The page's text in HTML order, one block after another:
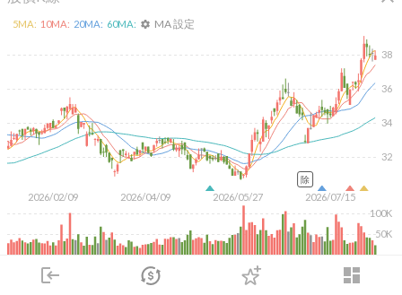
login dashboard
市場 登入
2026/02/09 2026/04/09 2026/05/27 2026/07/15
32
34
36
38
50K
100K
5MA: 10MA: 20MA: 60MA: settings MA 設定
除
KD RSI 手勢操作